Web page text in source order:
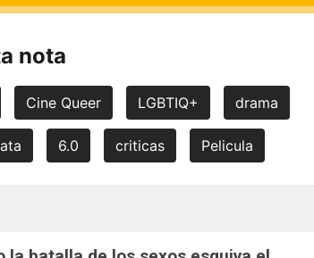
nota
Cine Queer LGBTIQ+ drama
6.0 criticas Pelicula